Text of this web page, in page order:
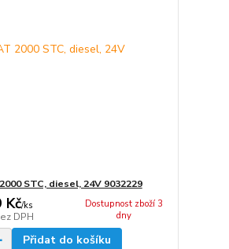
STC, diesel, 24V 9032229
Kč/ks
DPH
Dostupnost zboží 3
dny
Přidat do košíku